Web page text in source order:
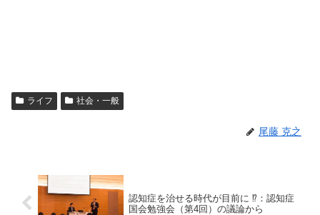
ライフ 社会・一般
尾藤 克之
認知症を治せる時代が目前に ⁉︎：認知症
国会勉強会（第4回）の議論から